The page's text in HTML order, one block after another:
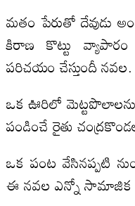
మతం పేరుతో దేవుడు
కిరాణ కొట్టు
పరిచయం చేస్తుందీ నవల.
ఒక ఊరిలో మెట్టపొలాలను
పండించే రైతు
ఒక పంట వేసినప్పటి
ఈ నవల ఎన్నో సామాజిక